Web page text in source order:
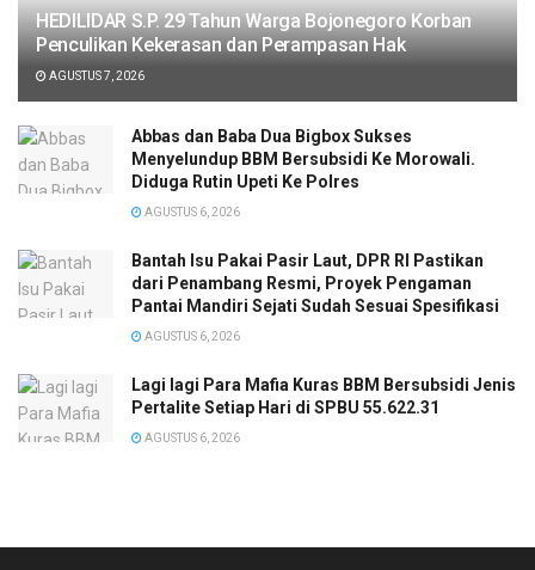
HEDILIDAR S.P. 29 Tahun Warga Bojonegoro Korban
Penculikan Kekerasan dan Perampasan Hak
AGUSTUS 7, 2026
Abbas dan Baba Dua Bigbox Sukses
Menyelundup BBM Bersubsidi Ke Morowali.
Diduga Rutin Upeti Ke Polres
AGUSTUS 6, 2026
Bantah Isu Pakai Pasir Laut, DPR RI Pastikan
dari Penambang Resmi, Proyek Pengaman
Pantai Mandiri Sejati Sudah Sesuai Spesifikasi
AGUSTUS 6, 2026
Lagi lagi Para Mafia Kuras BBM Bersubsidi Jenis
Pertalite Setiap Hari di SPBU 55.622.31
AGUSTUS 6, 2026